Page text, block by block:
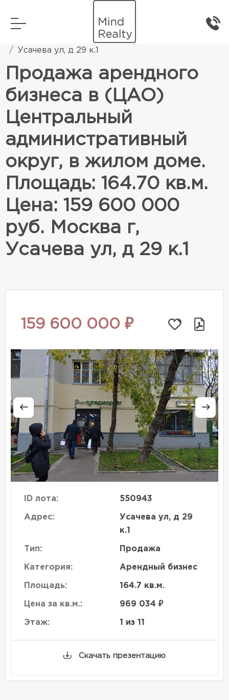
Коммерческая недвижимость
Усачева ул, д 29 к.1
Продажа арендного
бизнеса в (ЦАО)
Центральный
административный
округ, в жилом доме.
Площадь: 164.70 кв.м.
Цена: 159 600 000
руб. Москва г,
Усачева ул, д 29 к.1
159 600 000 ₽
ID лота: 550943
Адрес:
Усачева ул, д 29
к.1
Тип: Продажа
Категория: Арендный бизнес
Площадь: 164.7 кв.м.
Цена за кв.м.: 969 034 ₽
Этаж: 1 из 11
Скачать презентацию